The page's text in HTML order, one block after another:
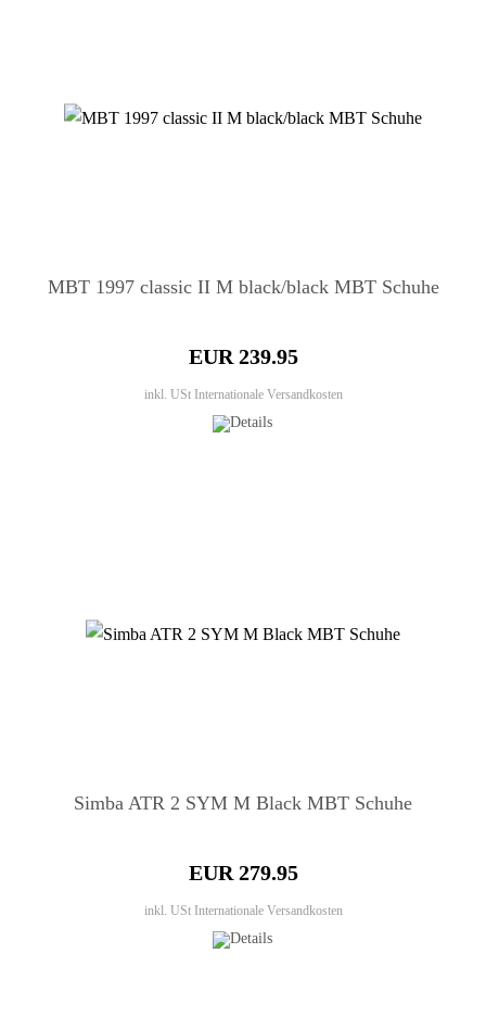
MBT 1997 classic II M black/black MBT Schuhe
EUR 239.95
inkl. USt Internationale Versandkosten
Simba ATR 2 SYM M Black MBT Schuhe
EUR 279.95
inkl. USt Internationale Versandkosten